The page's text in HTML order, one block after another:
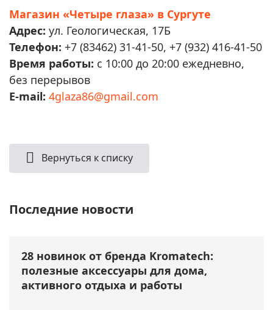
Магазин «Четыре глаза» в Сургуте
Адрес: ул. Геологическая, 17Б
Телефон: +7 (83462) 31-41-50, +7 (932) 416-41-50
Время работы: с 10:00 до 20:00 ежедневно,
без перерывов
E-mail: 4glaza86@gmail.com
Вернуться к списку
Последние новости
28 новинок от бренда Kromatech:
полезные аксессуары для дома,
активного отдыха и работы